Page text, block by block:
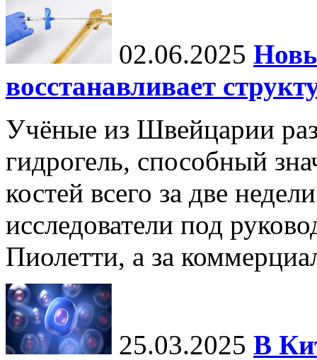
02.06.2025
восстанавливает
Учёные из Швейцарии
гидрогель, способный
костей всего за две
исследователи под
Пиолетти, а за
25.03.2025 В